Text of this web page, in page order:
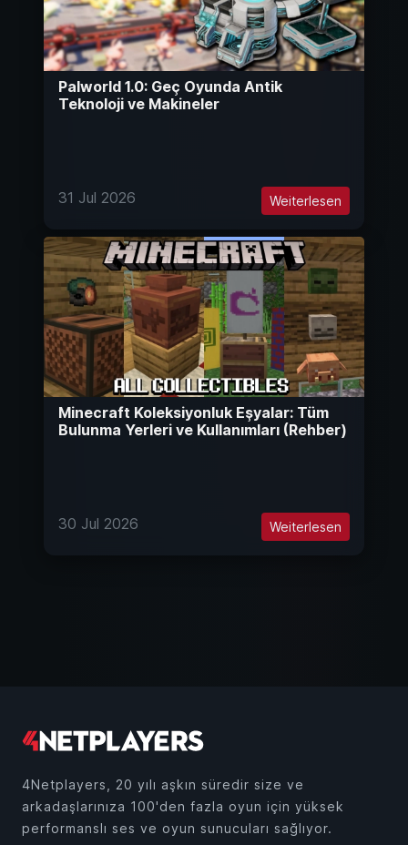
Palworld 1.0: Geç Oyunda Antik
Teknoloji ve Makineler
31 Jul 2026 Weiterlesen
Minecraft Koleksiyonluk Eşyalar: Tüm
Bulunma Yerleri ve Kullanımları (Rehber)
30 Jul 2026 Weiterlesen
4Netplayers, 20 yılı aşkın süredir size ve
arkadaşlarınıza 100'den fazla oyun için yüksek
performanslı ses ve oyun sunucuları sağlıyor.